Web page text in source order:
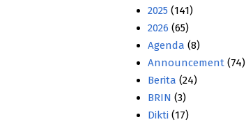
2025 (141)
2026 (65)
Agenda (8)
Announcement (74)
Berita (24)
BRIN (3)
Dikti (17)